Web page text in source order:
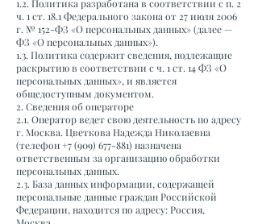
1.2. Политика разработана в соответствии с п. 2
ч. 1 ст. 18.1 Федерального закона от 27 июля 2006
г. № 152-ФЗ «О персональных данных» (далее —
ФЗ «О персональных данных»).
1.3. Политика содержит сведения, подлежащие
раскрытию в соответствии с ч. 1 ст. 14 ФЗ «О
персональных данных», и является
общедоступным документом.
2. Сведения об операторе
2.1. Оператор ведет свою деятельность по адресу
г. Москва. Цветкова Надежда Николаевна
(телефон+7 (909) 677-881) назначена
ответственным за организацию обработки
персональных данных.
2.3. База данных информации, содержащей
персональные данные граждан Российской
Федерации, находится по адресу: Россия,